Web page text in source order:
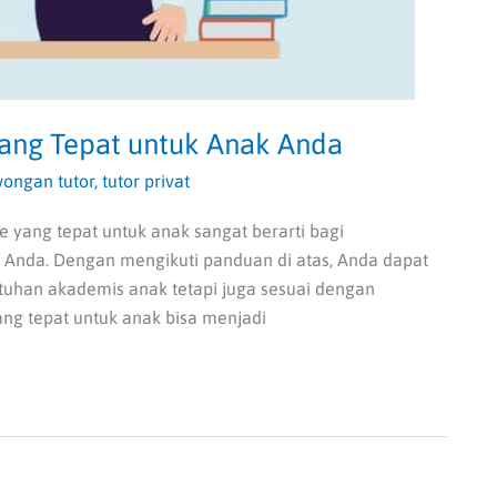
Tepat untuk Anak Anda
tutor, tutor privat
yang tepat untuk anak sangat berarti bagi
Dengan mengikuti panduan di atas, Anda dapat
akademis anak tetapi juga sesuai dengan
tepat untuk anak bisa menjadi